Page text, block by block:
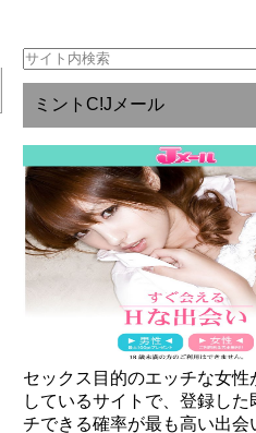
ミントC!Jメール
セックス目的のエッチな女性
しているサイトで、登録した
チできる確率が最も高い出会